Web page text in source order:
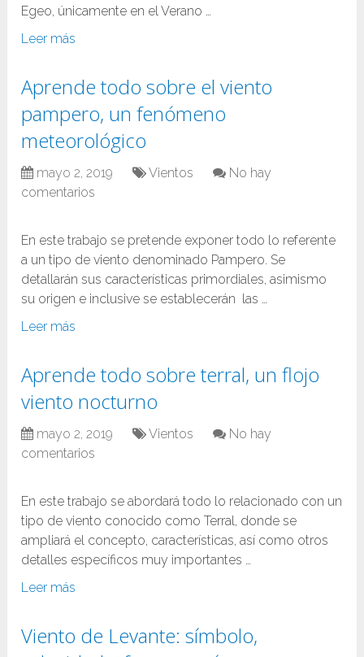
Egeo, únicamente en el Verano …
Leer más
Aprende todo sobre el viento
pampero, un fenómeno
meteorológico
mayo 2, 2019 Vientos
No hay
comentarios
En este trabajo se pretende exponer todo lo referente
a un tipo de viento denominado Pampero. Se
detallarán sus características primordiales, asimismo
su origen e inclusive se establecerán las …
Leer más
Aprende todo sobre terral, un flojo
viento nocturno
mayo 2, 2019 Vientos
No hay
comentarios
En este trabajo se abordará todo lo relacionado con un
tipo de viento conocido como Terral, donde se
ampliará el concepto, características, así como otros
detalles específicos muy importantes …
Leer más
Viento de Levante: símbolo,